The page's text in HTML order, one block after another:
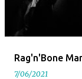
Rag'n'Bone
7/06/2021